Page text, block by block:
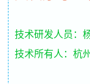
技术研发人员：
技术所有人：杭